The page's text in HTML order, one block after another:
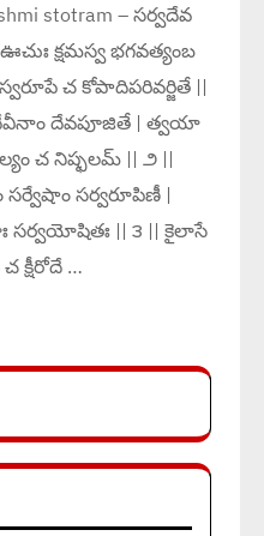
stotram – సర్వదేవ
ఊచుః క్షమస్వ భగవత్యంబ
చ కోపాదిపరివర్జితే ||
దేవపూజితే | త్వయా
చ నిష్ఫలమ్ || ౨ ||
సర్వేషాం సర్వరూపిణీ |
సర్వయోషితః || ౩ || కైలాసే
క్షీరోదే …